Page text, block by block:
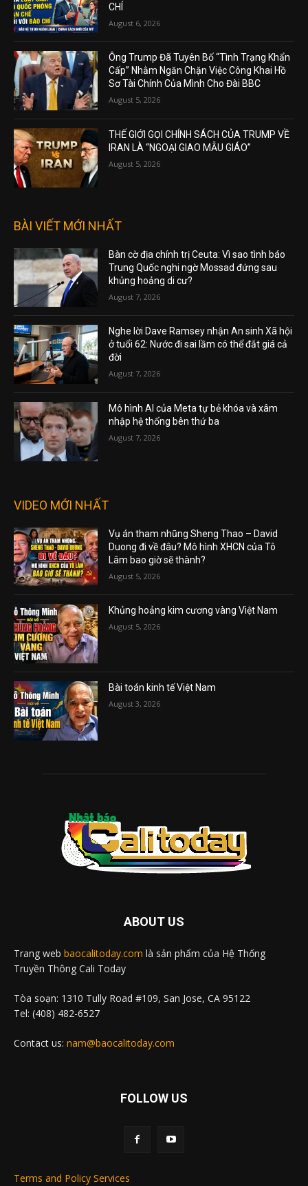
CHÍ
August 6, 2026
Ông Trump Đã Tuyên Bố “Tình Trạng Khẩn
Cấp” Nhằm Ngăn Chặn Việc Công Khai Hồ
Sơ Tài Chính Của Mình Cho Đài BBC
August 5, 2026
THẾ GIỚI GỌI CHÍNH SÁCH CỦA TRUMP VỀ
IRAN LÀ “NGOẠI GIAO MẪU GIÁO”
August 5, 2026
BÀI VIẾT MỚI NHẤT
Bàn cờ địa chính trị Ceuta: Vì sao tình báo
Trung Quốc nghi ngờ Mossad đứng sau
khủng hoảng di cư?
August 7, 2026
Nghe lời Dave Ramsey nhận An sinh Xã hội
ở tuổi 62: Nước đi sai lầm có thể đắt giá cả
đời
August 7, 2026
Mô hình AI của Meta tự bẻ khóa và xâm
nhập hệ thống bên thứ ba
August 7, 2026
VIDEO MỚI NHẤT
Vụ án tham nhũng Sheng Thao – David
Duong đi về đâu? Mô hình XHCN của Tô
Lâm bao giờ sẽ thành?
August 5, 2026
Khủng hoảng kim cương vàng Việt Nam
August 5, 2026
Bài toán kinh tế Việt Nam
August 3, 2026
ABOUT US
Trang web baocalitoday.com là sản phẩm của Hệ Thống
Truyền Thông Cali Today
Tòa soạn: 1310 Tully Road #109, San Jose, CA 95122
Tel: (408) 482-6527
Contact us: nam@baocalitoday.com
FOLLOW US
Terms and Policy Services